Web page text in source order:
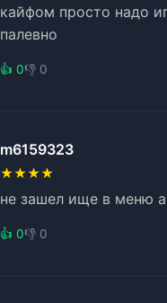
кайфом просто надо
палевно
👍 0👎 0
m6159323
★★★★
не зашел ище в меню
👍 0👎 0